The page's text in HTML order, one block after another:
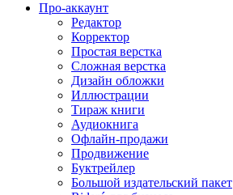
Про-аккаунт
Редактор
Корректор
Простая верстка
Сложная верстка
Дизайн обложки
Иллюстрации
Тираж книги
Аудиокнига
Офлайн-продажи
Продвижение
Буктрейлер
Большой издательский пакет